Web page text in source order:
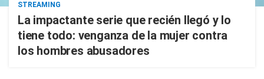
STREAMING
La impactante serie que recién llegó y lo
tiene todo: venganza de la mujer contra
los hombres abusadores